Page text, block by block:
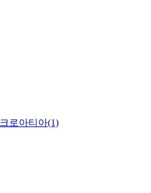
크로아티아(1)